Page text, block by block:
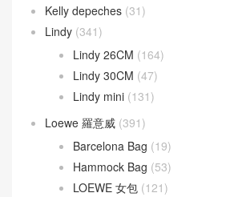
Kelly Cut(43)
Kelly Danse
Kelly Doll(19)
Kelly pocket (18)
Kelly Wallet(81)
Kelly 24/24(118)
Kelly depeches(31)
Lindy (341)
Lindy 26CM(164)